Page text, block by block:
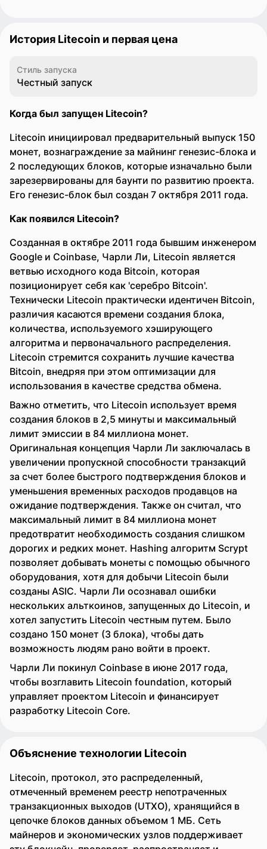
История Litecoin и первая цена
Стиль запуска
Честный запуск
Когда был запущен Litecoin?
Litecoin инициировал предварительный выпуск 150
монет, вознаграждение за майнинг генезис-блока и
2 последующих блоков, которые изначально были
зарезервированы для баунти по развитию проекта.
Его генезис-блок был создан 7 октября 2011 года.
Как появился Litecoin?
Созданная в октябре 2011 года бывшим инженером
Google и Coinbase, Чарли Ли, Litecoin является
ветвью исходного кода Bitcoin, которая
позиционирует себя как 'серебро Bitcoin'.
Технически Litecoin практически идентичен Bitcoin,
различия касаются времени создания блока,
количества, используемого хэширующего
алгоритма и первоначального распределения.
Litecoin стремится сохранить лучшие качества
Bitcoin, внедряя при этом оптимизации для
использования в качестве средства обмена.
Важно отметить, что Litecoin использует время
создания блоков в 2,5 минуты и максимальный
лимит эмиссии в 84 миллиона монет.
Оригинальная концепция Чарли Ли заключалась в
увеличении пропускной способности транзакций
за счет более быстрого подтверждения блоков и
уменьшения временных расходов продавцов на
ожидание подтверждения. Также он считал, что
максимальный лимит в 84 миллиона монет
предотвратит необходимость создания слишком
дорогих и редких монет. Hashing алгоритм Scrypt
позволяет добывать монеты с помощью обычного
оборудования, хотя для добычи Litecoin были
созданы ASIC. Чарли Ли осознавал ошибки
нескольких альткоинов, запущенных до Litecoin, и
хотел запустить Litecoin честным путем. Было
создано 150 монет (3 блока), чтобы дать
возможность людям рано войти в проект.
Чарли Ли покинул Coinbase в июне 2017 года,
чтобы возглавить Litecoin foundation, который
управляет проектом Litecoin и финансирует
разработку Litecoin Core.
Объяснение технологии Litecoin
Litecoin, протокол, это распределенный,
отмеченный временем реестр непотраченных
транзакционных выходов (UTXO), хранящийся в
цепочке блоков данных объемом 1 МБ. Сеть
майнеров и экономических узлов поддерживает